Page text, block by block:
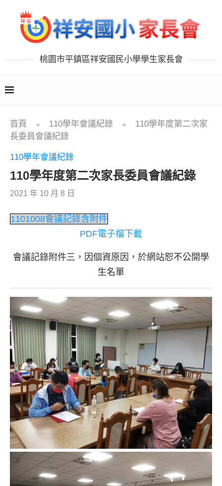
桃園市平鎮區祥安國民小學學生家長會
首頁 » 110學年會議紀錄 »
110學年度第二次家
長委員會議紀錄
110學年會議紀錄
110學年度第二次家長委員會議紀錄
2021 年 10 月 8 日
1101008會議記錄含附件
PDF電子檔下載
會議記錄附件三，因個資原因，於網站恕不公開學
生名單